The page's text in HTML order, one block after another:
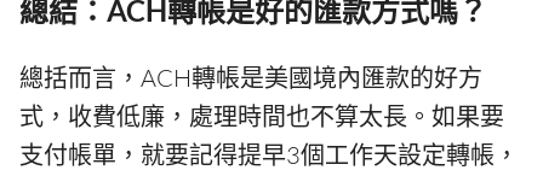
總結：ACH轉帳是好的匯款方式嗎？
總括而言，ACH轉帳是美國境內匯款的好方
式，收費低廉，處理時間也不算太長。如果要
支付帳單，就要記得提早3個工作天設定轉帳，